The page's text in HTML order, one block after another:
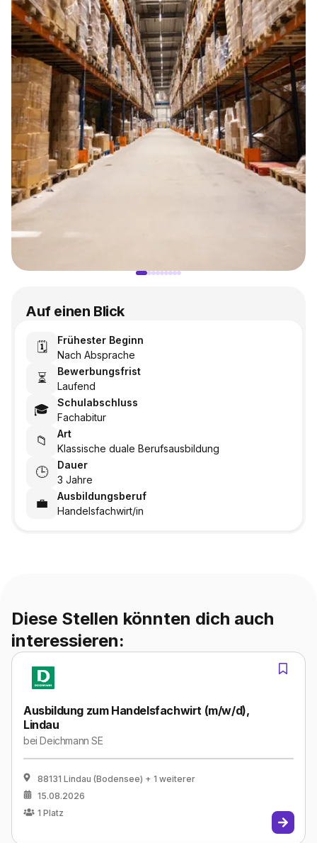
Auf einen Blick
🗓️
Frühester Beginn
Nach Absprache
⏳
Bewerbungsfrist
Laufend
🎓
Schulabschluss
Fachabitur
📁
Art
Klassische duale Berufsausbildung
🕒
Dauer
3 Jahre
💼
Ausbildungsberuf
Handelsfachwirt/in
Diese Stellen könnten dich auch
interessieren:
Ausbildung zum Handelsfachwirt (m/w/d),
Lindau
beiDeichmann SE
88131 Lindau (Bodensee) + 1 weiterer
15.08.2026
1 Platz